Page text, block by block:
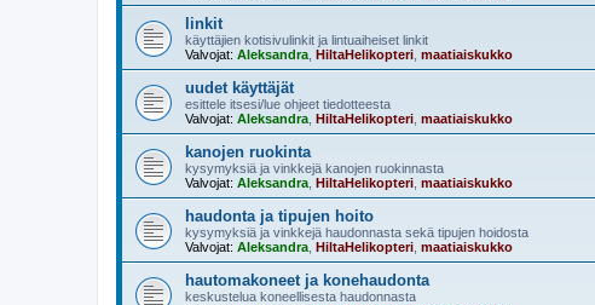
linkit
käyttäjien kotisivulinkit ja lintuaiheiset linkit
Valvojat: Aleksandra HiltaHelikopteri maatiaiskukko
uudet käyttäjät
esittele itsesi/lue ohjeet tiedotteesta
Valvojat: Aleksandra HiltaHelikopteri maatiaiskukko
kanojen ruokinta
kysymyksiä ja vinkkejä kanojen ruokinnasta
Valvojat: Aleksandra HiltaHelikopteri maatiaiskukko
haudonta ja tipujen hoito
kysymyksiä ja vinkkejä haudonnasta sekä tipujen hoidosta
Valvojat: Aleksandra HiltaHelikopteri maatiaiskukko
hautomakoneet ja konehaudonta
keskustelua koneellisesta haudonnasta